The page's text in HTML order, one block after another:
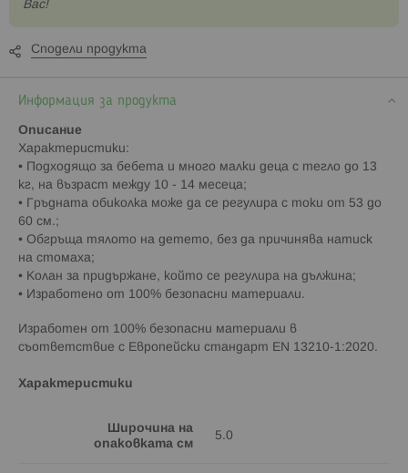
Вас!
Сподели продукта
Информация за продукта
Описание
Характеристики:
• Подходящо за бебета и много малки деца с тегло до 13
кг, на възраст между 10 - 14 месеца;
• Гръдната обиколка може да се регулира с токи от 53 до
60 см.;
• Обгръща тялото на детето, без да причинява натиск
на стомаха;
• Колан за придържане, който се регулира на дължина;
• Изработено от 100% безопасни материали.
Изработен от 100% безопасни материали в
съответствие с Европейски стандарт EN 13210-1:2020.
Характеристики
Широчина на
опаковката см
5.0